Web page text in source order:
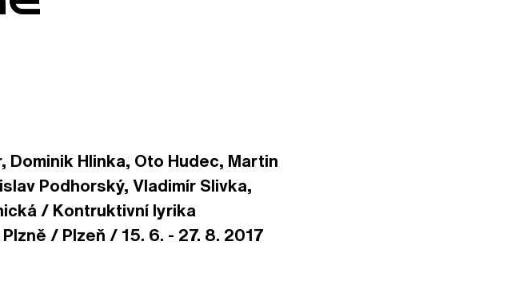
Hlinka, Oto Hudec, Martin
Podhorský, Vladimír Slivka,
/ Kontruktivní lyrika
/ Plzeň / 15. 6. - 27. 8. 2017